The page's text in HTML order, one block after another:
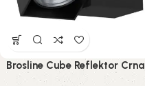
Brosline Cube Reflektor Crna
125 mm